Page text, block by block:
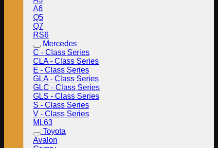
A6
Q5
Q7
RS6
Mercedes
C - Class Series
CLA - Class Series
E - Class Series
GLA - Class Series
GLC - Class Series
GLS - Class Series
S - Class Series
V - Class Series
ML63
Toyota
Avalon